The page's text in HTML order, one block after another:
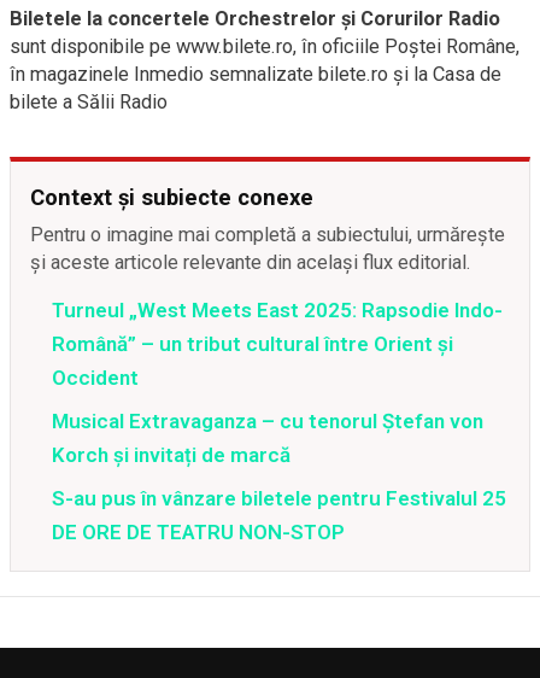
Biletele la concertele Orchestrelor şi Corurilor Radio
sunt disponibile pe www.bilete.ro, în oficiile Poştei Române,
în magazinele Inmedio semnalizate bilete.ro şi la Casa de
bilete a Sălii Radio
Context și subiecte conexe
Pentru o imagine mai completă a subiectului, urmărește
și aceste articole relevante din același flux editorial.
Turneul „West Meets East 2025: Rapsodie Indo-
Română” – un tribut cultural între Orient și
Occident
Musical Extravaganza – cu tenorul Ștefan von
Korch și invitați de marcă
S-au pus în vânzare biletele pentru Festivalul 25
DE ORE DE TEATRU NON-STOP